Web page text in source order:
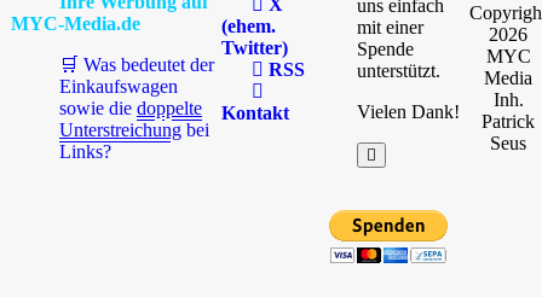
MYC-Media.de
🛒 Was bedeutet der
Einkaufswagen
sowie die doppelte
Unterstreichung bei
Links?
X
(ehem.
Twitter)
RSS
Kontakt
uns einfach
mit einer
Spende
unterstützt.
Vielen Dank!
2026
MYC
Media
Inh.
Patrick
Seus